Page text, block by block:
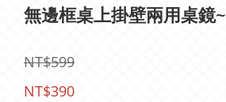
無邊框桌上掛壁兩用桌鏡~
NT$599
NT$390